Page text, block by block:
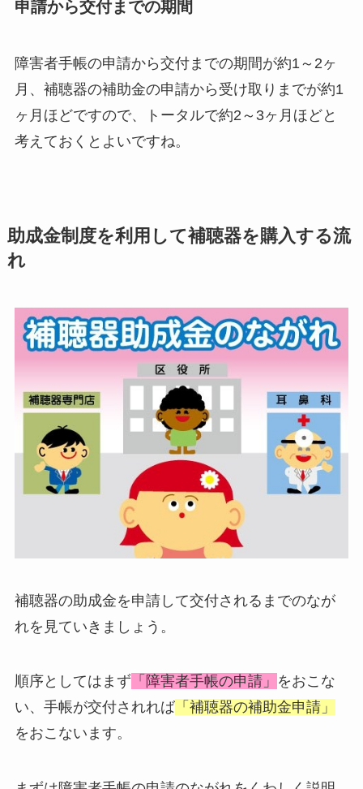
申請から交付までの期間
障害者手帳の申請から交付までの期間が約1～2ヶ
月、補聴器の補助金の申請から受け取りまでが約1
ヶ月ほどですので、トータルで約2～3ヶ月ほどと
考えておくとよいですね。
助成金制度を利用して補聴器を購入する流
れ
補聴器の助成金を申請して交付されるまでのなが
れを見ていきましょう。
順序としてはまず 「障害者手帳の申請」 をおこな
い、手帳が交付されれば「補聴器の補助金申請」
をおこないます。